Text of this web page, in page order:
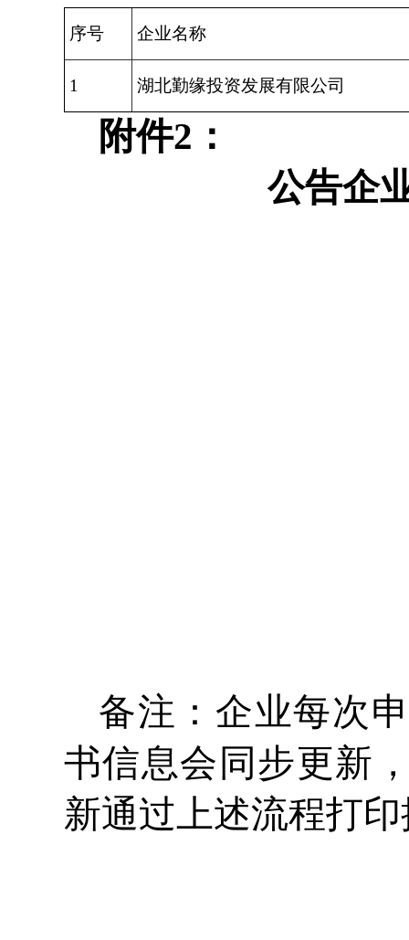
序号 企业名称
1 湖北勤缘投资发展有限公司
附件2：
公告企
备注：企业每次
书信息会同步更新
新通过上述流程打